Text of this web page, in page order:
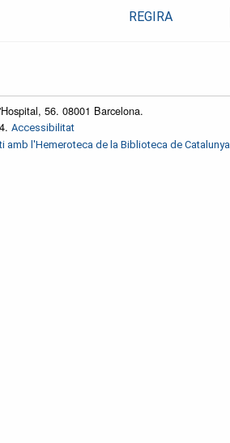
REGIRA
56. 08001 Barcelona.
Accessibilitat
amb l'Hemeroteca de la Biblioteca de Catalunya